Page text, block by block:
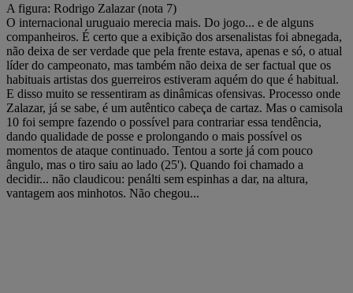
A figura: Rodrigo Zalazar (nota 7)
O internacional uruguaio merecia mais. Do jogo... e de alguns
companheiros. É certo que a exibição dos arsenalistas foi abnegada,
não deixa de ser verdade que pela frente estava, apenas e só, o atual
líder do campeonato, mas também não deixa de ser factual que os
habituais artistas dos guerreiros estiveram aquém do que é habitual.
E disso muito se ressentiram as dinâmicas ofensivas. Processo onde
Zalazar, já se sabe, é um autêntico cabeça de cartaz. Mas o camisola
10 foi sempre fazendo o possível para contrariar essa tendência,
dando qualidade de posse e prolongando o mais possível os
momentos de ataque continuado. Tentou a sorte já com pouco
ângulo, mas o tiro saiu ao lado (25'). Quando foi chamado a
decidir... não claudicou: penálti sem espinhas a dar, na altura,
vantagem aos minhotos. Não chegou...